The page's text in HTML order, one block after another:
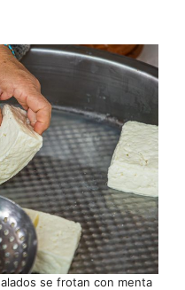
se frotan con menta